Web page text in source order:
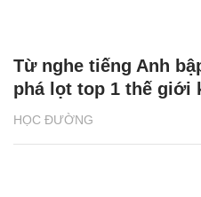
HỌC ĐƯỜNG
Từ nghe tiếng Anh
phá lọt top 1 thế giới